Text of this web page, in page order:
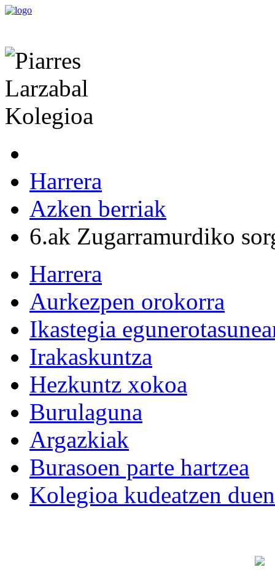
Harrera
Azken berriak
6.ak Zugarramurdiko
Harrera
Aurkezpen orokorra
Ikastegia
Irakaskuntza
Hezkuntz xokoa
Burulaguna
Argazkiak
Burasoen parte hartzea
Kolegioa kudeatzen